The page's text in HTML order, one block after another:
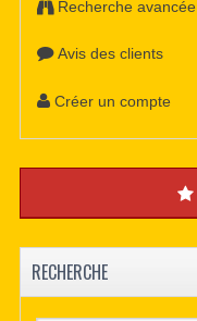
Recherche avancée
Avis des clients
Créer un compte
RECHERCHE